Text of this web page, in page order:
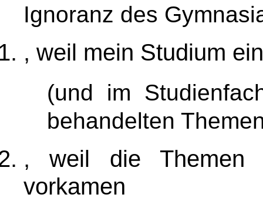
Ignoranz des
, weil mein Studium
(und im
behandelten
, weil die
vorkamen